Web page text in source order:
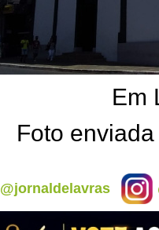
Em
Foto
@jornaldelavras